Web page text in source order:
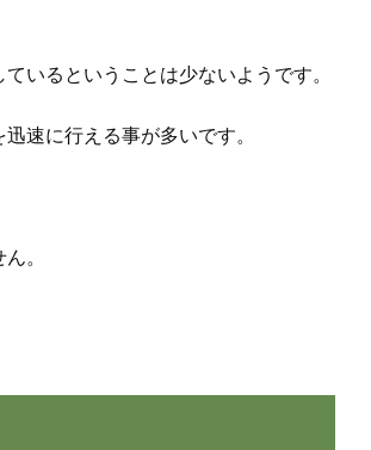
いるということは少ないようです。
速に行える事が多いです。
。